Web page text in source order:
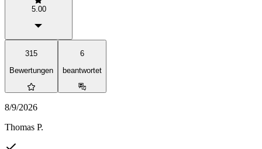
5.00
315
Bewertungen
6
beantwortet
8/9/2026
Thomas P.